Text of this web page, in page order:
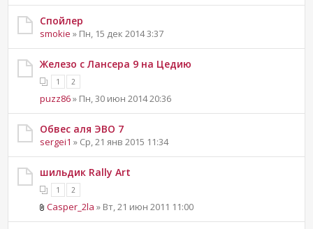
Спойлер
smokie » Пн, 15 дек 2014 3:37
Железо с Лансера 9 на Цедию
1 2
puzz86» Пн, 30 июн 2014 20:36
Обвес аля ЭВО 7
sergei1 » Ср, 21 янв 2015 11:34
шильдик Rally Art
1 2
Casper_2la » Вт, 21 июн 2011 11:00